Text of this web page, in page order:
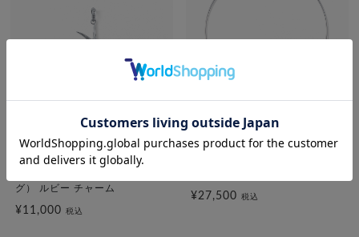
festaria bijou SOPHIA
「星の王子さま」コレクション
グ） ルビー チャーム
¥11,000 税込
festaria bijou SOPHIA
¥27,500 税込